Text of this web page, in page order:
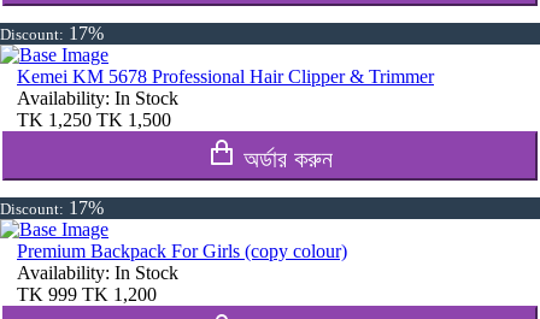
Discount: 17%
Kemei KM 5678 Professional Hair Clipper & Trimmer
Availability: In Stock
TK 1,250 TK 1,500
অর্ডার করুন
Discount: 17%
Premium Backpack For Girls (copy colour)
Availability: In Stock
TK 999 TK 1,200